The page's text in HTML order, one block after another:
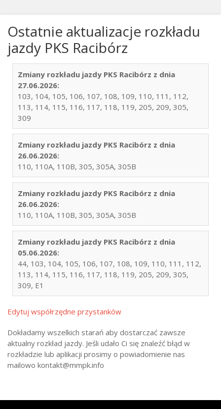
Ostatnie aktualizacje rozkładu
jazdy PKS Racibórz
Zmiany rozkładu jazdy PKS Racibórz z dnia
27.06.2026:
103, 104, 105, 106, 107, 108, 109, 110, 111, 112,
113, 114, 115, 116, 117, 118, 119, 205, 209, 305,
309
Zmiany rozkładu jazdy PKS Racibórz z dnia
26.06.2026:
110, 110A, 110B, 305, 305A, 305B
Zmiany rozkładu jazdy PKS Racibórz z dnia
26.06.2026:
110, 110A, 110B, 305, 305A, 305B
Zmiany rozkładu jazdy PKS Racibórz z dnia
05.06.2026:
44, 103, 104, 105, 106, 107, 108, 109, 110, 111, 112,
113, 114, 115, 116, 117, 118, 119, 205, 209, 305,
309, E1
Edytuj współrzędne przystanków
Dokładamy wszelkich starań aby dostarczać zawsze
aktualny rozkład jazdy. Jeśli udało Ci się znaleźć błąd w
rozkładzie lub aplikacji prosimy o powiadomienie nas
mailowo kontakt@mmpk.info